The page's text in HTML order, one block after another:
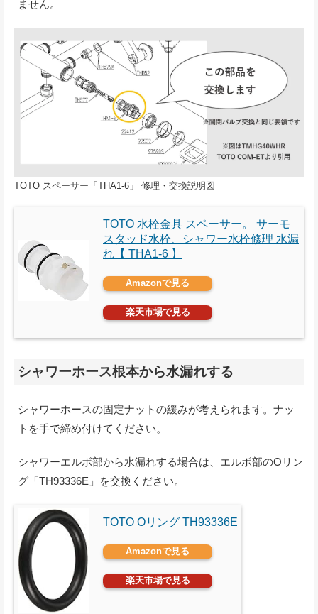
ません。
TOTO スペーサー「THA1-6」 修理・交換説明図
TOTO 水栓金具 スペーサー。 サーモ
スタッド水栓、シャワー水栓修理 水漏
れ【 THA1-6 】
Amazonで見る
楽天市場で見る
シャワーホース根本から水漏れする
シャワーホースの固定ナットの緩みが考えられます。ナッ
トを手で締め付けてください。
シャワーエルボ部から水漏れする場合は、エルボ部のOリン
グ「TH93336E」を交換ください。
TOTO Oリング TH93336E
Amazonで見る
楽天市場で見る